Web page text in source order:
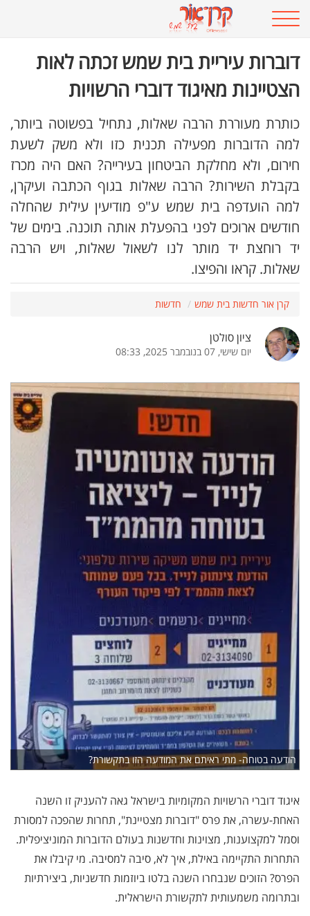
דוברות עיריית בית שמש זכתה לאות
הצטיינות מאיגוד דוברי הרשויות
כותרת מעוררת הרבה שאלות, נתחיל בפשוטה ביותר,
למה הדוברות מפעילה תכנית כזו ולא משק לשעת
חירום, ולא מחלקת הביטחון בעירייה? האם היה מכרז
בקבלת השירות? הרבה שאלות בגוף הכתבה ועיקרן,
למה הועדפה בית שמש ע"פ מודיעין עילית שהחלה
חודשים ארוכים לפני בהפעלת אותה תוכנה. בימים של
יד רוחצת יד מותר לנו לשאול שאלות, ויש הרבה
שאלות. קראו והפיצו.
קרן אור חדשות בית שמש חדשות
ציון סולטן
יום שישי, 07 בנובמבר 2025, 08:33
הודעה בטוחה- מתי ראיתם את המודעה הזו בתקשורת?
איגוד דוברי הרשויות המקומיות בישראל גאה להעניק זו השנה
האחת-עשרה, את פרס "דוברות מצטיינת", תחרות שהפכה למסורת
וסמל למקצוענות, מצוינות וחדשנות בעולם הדוברות המוניציפלית.
התחרות התקיימה באילת, איך לא, סיבה למסיבה. מי קיבלו את
הפרס? הזוכים שנבחרו השנה בלטו ביוזמות חדשניות, ביצירתיות
ובתרומה משמעותית לתקשורת הישראלית.